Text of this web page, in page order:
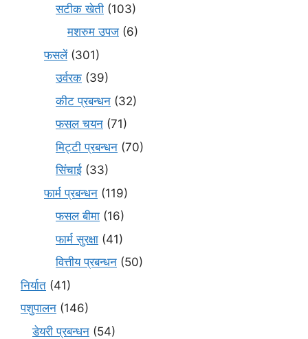
सटीक खेती (103)
मशरुम उपज (6)
फसलें(301)
उर्वरक (39)
कीट प्रबन्धन (32)
फसल चयन (71)
मि‌ट्टी प्रबन्धन (70)
सिंचाई (33)
फार्म प्रबन्धन (119)
फसल बीमा (16)
फार्म सुरक्षा (41)
वित्तीय प्रबन्धन (50)
निर्यात (41)
पशुपालन (146)
डेयरी प्रबन्धन (54)